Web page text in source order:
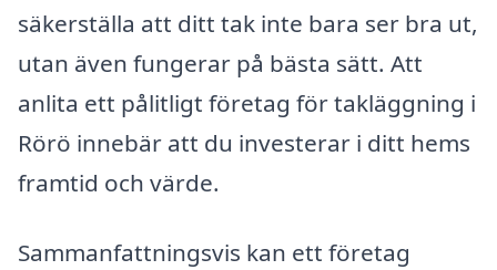
säkerställa att ditt tak inte bara ser bra ut,
utan även fungerar på bästa sätt. Att
anlita ett pålitligt företag för takläggning i
Rörö innebär att du investerar i ditt hems
framtid och värde.
Sammanfattningsvis kan ett företag